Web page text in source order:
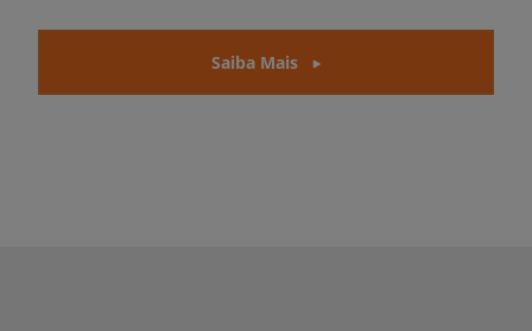
Saiba Mais